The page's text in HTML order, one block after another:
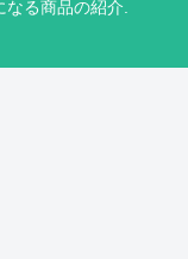
る商品の紹介.